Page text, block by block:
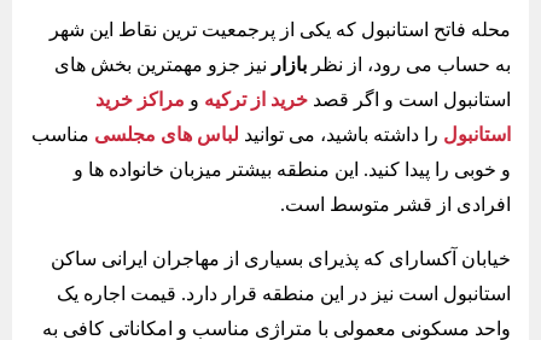
محله فاتح استانبول که یکی از پرجمعیت ترین نقاط این شهر
به حساب می رود، از نظر بازار نیز جزو مهمترین بخش های
استانبول است و اگر قصد خرید از ترکیه و مراکز خرید
استانبول را داشته باشید، می توانید لباس های مجلسی مناسب
و خوبی را پیدا کنید. این منطقه بیشتر میزبان خانواده ها و
افرادی از قشر متوسط است.
خیابان آکسارای که پذیرای بسیاری از مهاجران ایرانی ساکن
استانبول است نیز در این منطقه قرار دارد. قیمت اجاره یک
واحد مسکونی معمولی با متراژی مناسب و امکاناتی کافی به